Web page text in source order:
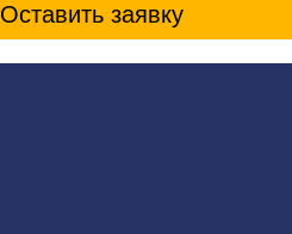
Оставить заявку